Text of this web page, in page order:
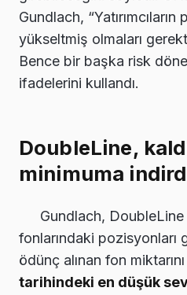
Gundlach,
yükseltmiş olmaları
Bence bir başka risk
ifadelerini kullandı.
DoubleLine,
minimuma
Gundlach, DoubleLine
fonlarındaki pozisyonları
ödünç alınan fon
tarihindeki en düşük